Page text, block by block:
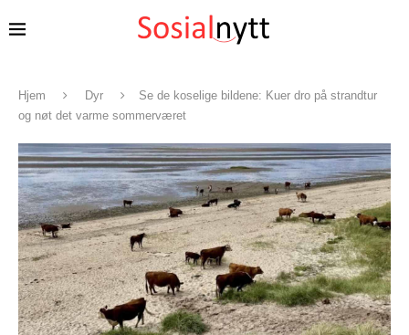
Hjem Dyr
Se de koselige bildene: Kuer dro på strandtur
og nøt det varme sommerværet